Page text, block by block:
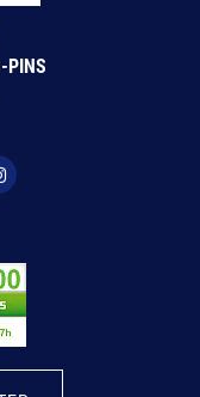
PINS